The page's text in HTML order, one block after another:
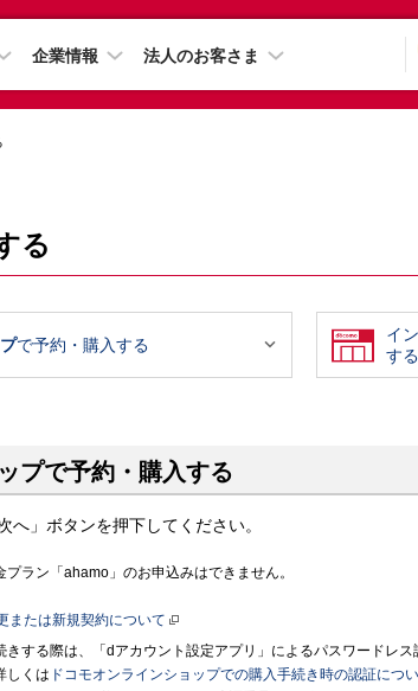
企業情報 法人のお客さま
る
で予約・購入する  イ
する
プで予約・購入する
」ボタンを押下してください。
ラン「ahamo」のお申込みはできません。
または新規契約について
きする際は、「dアカウント設定アプリ」によるパスワードレ
しくは ドコモオンラインショップでの購入手続き時の認証につ